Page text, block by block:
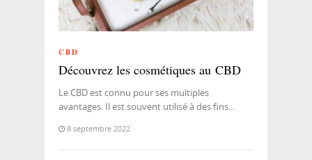
CBD
Découvrez les cosmétiques au CBD
Le CBD est connu pour ses multiples
avantages. Il est souvent utilisé à des fins…
8 septembre 2022